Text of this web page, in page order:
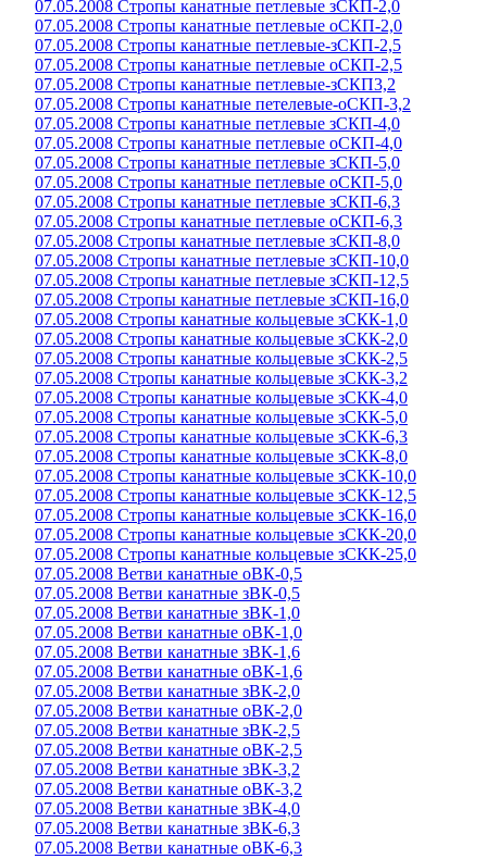
07.05.2008 Стропы канатные петлевые зСКП-2,0
07.05.2008 Стропы канатные петлевые оСКП-2,0
07.05.2008 Стропы канатные петлевые-зСКП-2,5
07.05.2008 Стропы канатные петлевые оСКП-2,5
07.05.2008 Стропы канатные петлевые-зСКП3,2
07.05.2008 Стропы канатные петелевые-оСКП-3,2
07.05.2008 Стропы канатные петлевые зСКП-4,0
07.05.2008 Стропы канатные петлевые оСКП-4,0
07.05.2008 Стропы канатные петлевые зСКП-5,0
07.05.2008 Стропы канатные петлевые оСКП-5,0
07.05.2008 Стропы канатные петлевые зСКП-6,3
07.05.2008 Стропы канатные петлевые оСКП-6,3
07.05.2008 Стропы канатные петлевые зСКП-8,0
07.05.2008 Стропы канатные петлевые зСКП-10,0
07.05.2008 Стропы канатные петлевые зСКП-12,5
07.05.2008 Стропы канатные петлевые зСКП-16,0
07.05.2008 Стропы канатные кольцевые зСКК-1,0
07.05.2008 Стропы канатные кольцевые зСКК-2,0
07.05.2008 Стропы канатные кольцевые зСКК-2,5
07.05.2008 Стропы канатные кольцевые зСКК-3,2
07.05.2008 Стропы канатные кольцевые зСКК-4,0
07.05.2008 Стропы канатные кольцевые зСКК-5,0
07.05.2008 Стропы канатные кольцевые зСКК-6,3
07.05.2008 Стропы канатные кольцевые зСКК-8,0
07.05.2008 Стропы канатные кольцевые зСКК-10,0
07.05.2008 Стропы канатные кольцевые зСКК-12,5
07.05.2008 Стропы канатные кольцевые зСКК-16,0
07.05.2008 Стропы канатные кольцевые зСКК-20,0
07.05.2008 Стропы канатные кольцевые зСКК-25,0
07.05.2008 Ветви канатные оВК-0,5
07.05.2008 Ветви канатные зВК-0,5
07.05.2008 Ветви канатные зВК-1,0
07.05.2008 Ветви канатные оВК-1,0
07.05.2008 Ветви канатные зВК-1,6
07.05.2008 Ветви канатные оВК-1,6
07.05.2008 Ветви канатные зВК-2,0
07.05.2008 Ветви канатные оВК-2,0
07.05.2008 Ветви канатные зВК-2,5
07.05.2008 Ветви канатные оВК-2,5
07.05.2008 Ветви канатные зВК-3,2
07.05.2008 Ветви канатные оВК-3,2
07.05.2008 Ветви канатные зВК-4,0
07.05.2008 Ветви канатные зВК-6,3
07.05.2008 Ветви канатные оВК-6,3